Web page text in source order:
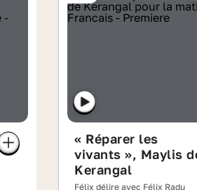
« Réparer les
vivants », Maylis
Kerangal
Félix délire avec Félix Radu